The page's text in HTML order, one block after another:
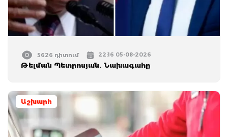
5626 դիտում 22:16 05-08-2026
Թելման Պետրոսյան. Նախագահը
Աշխարհ